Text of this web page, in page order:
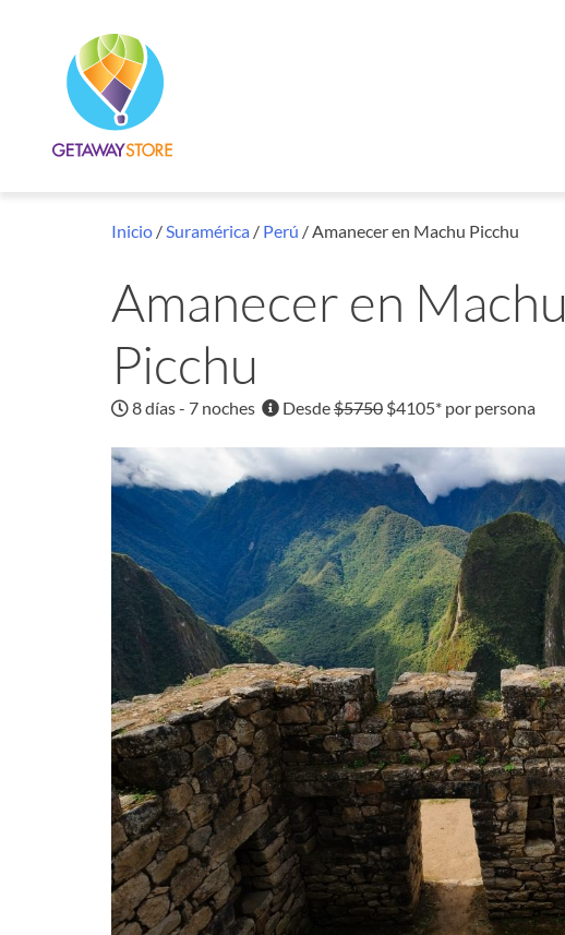
Inicio /Suramérica / Perú / Amanecer en Machu Picchu
Amanecer en Machu
Picchu
8 días - 7 noches Desde$5750 $4105* por persona